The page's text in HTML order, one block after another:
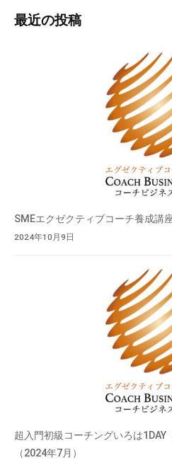
最近の投稿
SMEエクゼクティブコーチ養成講
2024年10月9日
超入門初級コーチングいろは
（2024年7月）